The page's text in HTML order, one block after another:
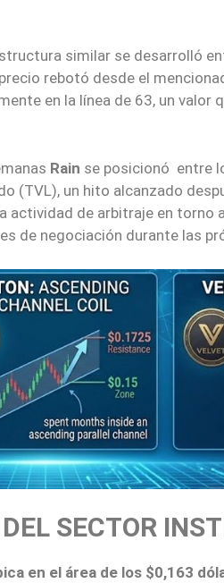
similar se desarrolló
rebotó desde el
en la línea de 63, un valor
Rain se posicionó entre
(TVL), un hito alcanzado
actividad de arbitraje en torno
de negociación durante las
SECTOR
en el área de los $0,163